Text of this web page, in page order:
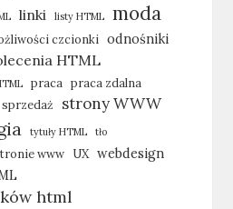
linki listy HTML moda
czcionki odnośniki
HTML
praca praca zdalna
sprzedaż strony WWW
tytuły HTML tło
www UX webdesign
html